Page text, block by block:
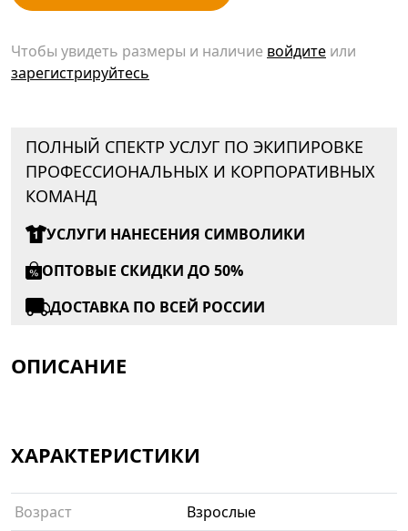
Чтобы увидеть размеры и наличие войдите или
зарегистрируйтесь
ПОЛНЫЙ СПЕКТР УСЛУГ ПО ЭКИПИРОВКЕ
ПРОФЕССИОНАЛЬНЫХ И КОРПОРАТИВНЫХ
КОМАНД
УСЛУГИ НАНЕСЕНИЯ СИМВОЛИКИ
ОПТОВЫЕ СКИДКИ ДО 50%
ДОСТАВКА ПО ВСЕЙ РОССИИ
ОПИСАНИЕ
ХАРАКТЕРИСТИКИ
Возраст
Взрослые